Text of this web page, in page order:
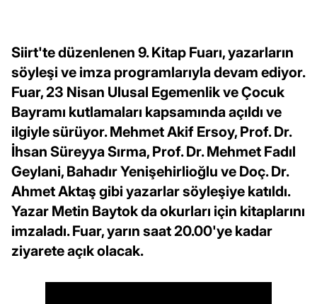
Siirt'te düzenlenen 9. Kitap Fuarı, yazarların
söyleşi ve imza programlarıyla devam ediyor.
Fuar, 23 Nisan Ulusal Egemenlik ve Çocuk
Bayramı kutlamaları kapsamında açıldı ve
ilgiyle sürüyor. Mehmet Akif Ersoy, Prof. Dr.
İhsan Süreyya Sırma, Prof. Dr. Mehmet Fadıl
Geylani, Bahadır Yenişehirlioğlu ve Doç. Dr.
Ahmet Aktaş gibi yazarlar söyleşiye katıldı.
Yazar Metin Baytok da okurları için kitaplarını
imzaladı. Fuar, yarın saat 20.00'ye kadar
ziyarete açık olacak.